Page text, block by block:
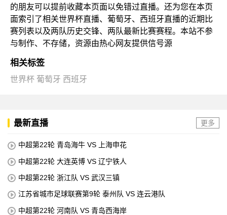
的朋友可以提前收藏本页面以免错过直播。还为您在本页
面索引了相关世界杯直播、葡萄牙、西班牙直播的近期比
赛列表以及两队历史交锋、两队最新比赛赛程。本站不参
与制作、不存储，资源由热心网友提供信号源
相关标签
世界杯 葡萄牙 西班牙
最新直播 更多
中超第22轮 青岛海牛 VS 上海申花
中超第22轮 大连英博 VS 辽宁铁人
中超第22轮 浙江队 VS 武汉三镇
江苏省城市足球联赛第9轮 泰州队 VS 连云港队
中超第22轮 河南队 VS 青岛西海岸